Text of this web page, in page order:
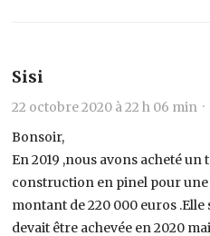
Sisi
22 octobre 2020 à 22 h 06 min ·
Bonsoir,
En 2019 ,nous avons acheté
construction en pinel pour
montant de 220 000 euros .Elle
devait être achevée en 2020